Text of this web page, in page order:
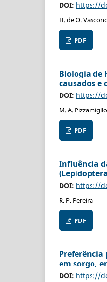
DOI: https://
H. de O.
PDF
Biologia de
causados e
DOI: https://
M. A.
PDF
Influência
DOI: https://
R. P. Pereira
PDF
Preferência
em sorgo,
DOI: https://